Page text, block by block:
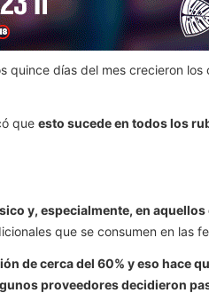
días del mes crecieron
que esto sucede en todos los
y, especialmente, en
que se consumen en las
de cerca del 60% y eso hace
proveedores decidieron